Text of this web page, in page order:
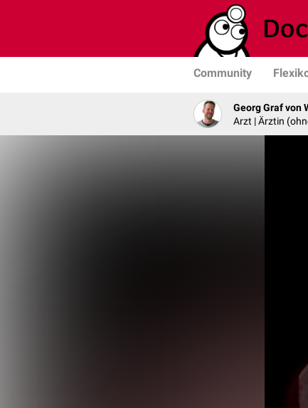
Community
Georg Graf von
Arzt | Ärztin